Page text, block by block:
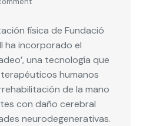
física de Fundació
ha incorporado el
una tecnología que
humanos
de la mano
con daño cerebral
neurodegenerativas.